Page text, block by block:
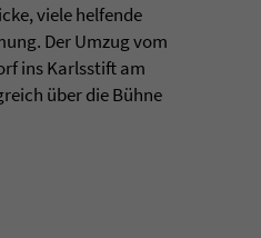
viele helfende
Der Umzug vom
ins Karlsstift am
über die Bühne